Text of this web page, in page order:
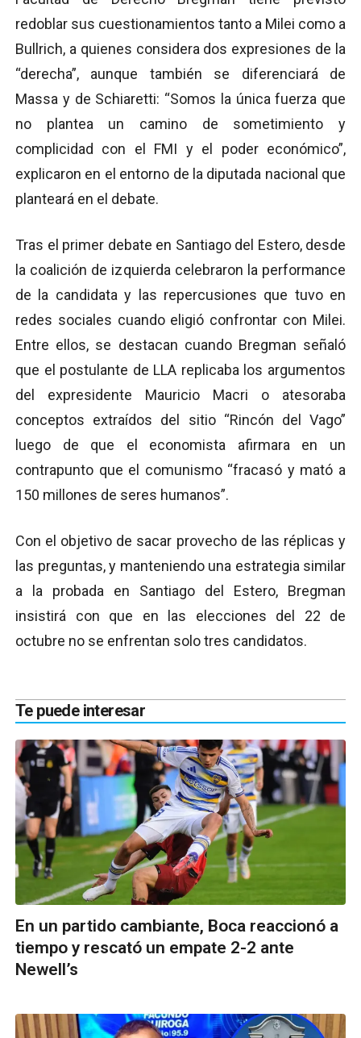
redoblar sus cuestionamientos tanto a Milei como a
Bullrich, a quienes considera dos expresiones de la
“derecha”, aunque también se diferenciará de
Massa y de Schiaretti: “Somos la única fuerza que
no plantea un camino de sometimiento y
complicidad con el FMI y el poder económico”,
explicaron en el entorno de la diputada nacional que
planteará en el debate.
Tras el primer debate en Santiago del Estero, desde
la coalición de izquierda celebraron la performance
de la candidata y las repercusiones que tuvo en
redes sociales cuando eligió confrontar con Milei.
Entre ellos, se destacan cuando Bregman señaló
que el postulante de LLA replicaba los argumentos
del expresidente Mauricio Macri o atesoraba
conceptos extraídos del sitio “Rincón del Vago”
luego de que el economista afirmara en un
contrapunto que el comunismo “fracasó y mató a
150 millones de seres humanos”.
Con el objetivo de sacar provecho de las réplicas y
las preguntas, y manteniendo una estrategia similar
a la probada en Santiago del Estero, Bregman
insistirá con que en las elecciones del 22 de
octubre no se enfrentan solo tres candidatos.
Te puede interesar
En un partido cambiante, Boca reaccionó a
tiempo y rescató un empate 2-2 ante
Newell’s